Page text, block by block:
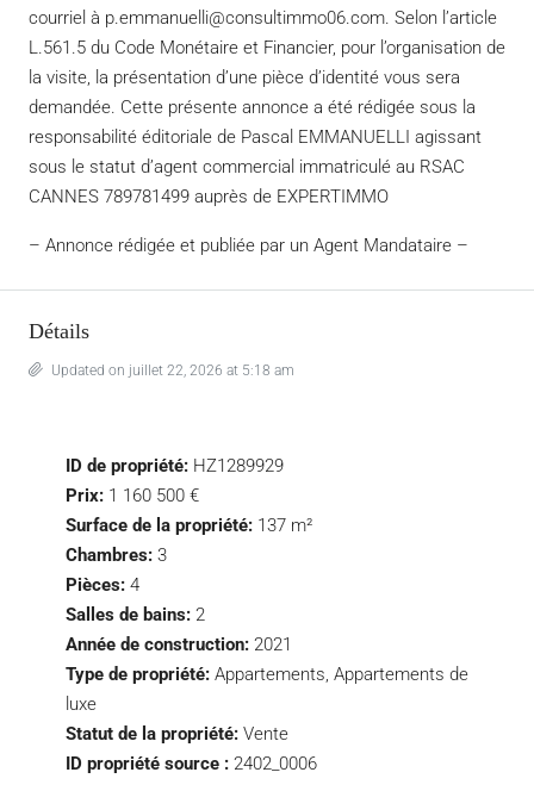
courriel à p.emmanuelli@consultimmo06.com. Selon l’article
L.561.5 du Code Monétaire et Financier, pour l’organisation de
la visite, la présentation d’une pièce d’identité vous sera
demandée. Cette présente annonce a été rédigée sous la
responsabilité éditoriale de Pascal EMMANUELLI agissant
sous le statut d’agent commercial immatriculé au RSAC
CANNES 789781499 auprès de EXPERTIMMO
– Annonce rédigée et publiée par un Agent Mandataire –
Détails
Updated on juillet 22, 2026 at 5:18 am
ID de propriété: HZ1289929
Prix: 1 160 500 €
Surface de la propriété: 137 m²
Chambres: 3
Pièces: 4
Salles de bains: 2
Année de construction: 2021
Type de propriété: Appartements, Appartements de
luxe
Statut de la propriété: Vente
ID propriété source : 2402_0006